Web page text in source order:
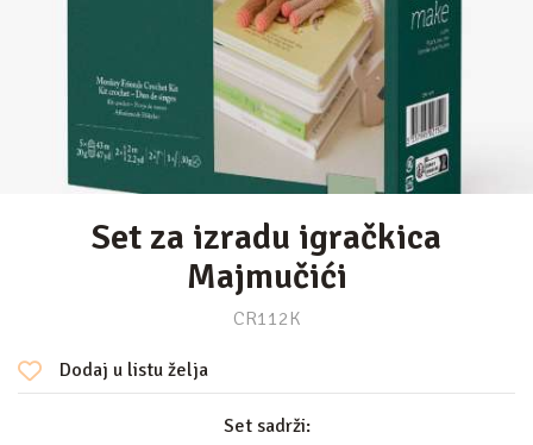
Set za izradu igračkica
Majmučići
CR112K
Dodaj u listu želja
Set sadrži: